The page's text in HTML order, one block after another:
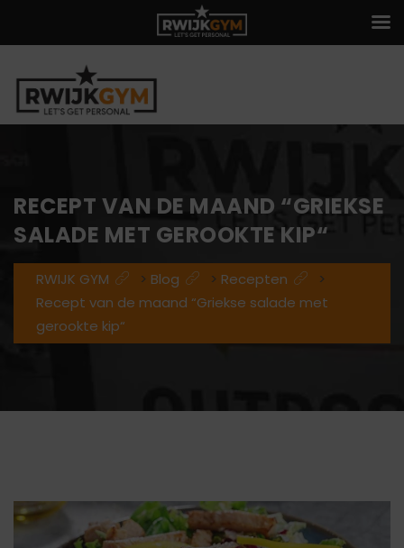
RECEPT VAN DE MAAND “GRIEKSE
SALADE MET GEROOKTE KIP“
RWIJK GYM > Blog > Recepten
>
Recept van de maand “Griekse salade met
gerookte kip“